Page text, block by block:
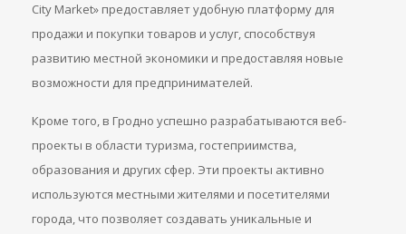
City Market» предоставляет удобную платформу для
продажи и покупки товаров и услуг, способствуя
развитию местной экономики и предоставляя новые
возможности для предпринимателей.
Кроме того, в Гродно успешно разрабатываются веб-
проекты в области туризма, гостеприимства,
образования и других сфер. Эти проекты активно
используются местными жителями и посетителями
города, что позволяет создавать уникальные и